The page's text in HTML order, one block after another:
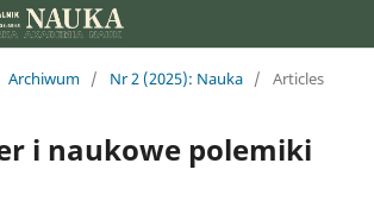
Archiwum / Nr 2 (2025): Nauka / Articles
i naukowe polemiki